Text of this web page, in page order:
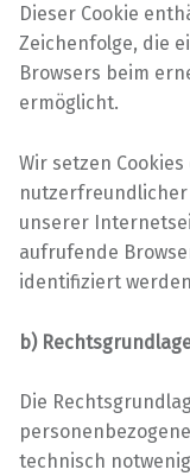
Dieser Cookie
Zeichenfolge, die
Browsers beim
ermöglicht.
Wir setzen
nutzerfreundlicher
unserer
aufrufende
identifiziert
b)
Die
technisch